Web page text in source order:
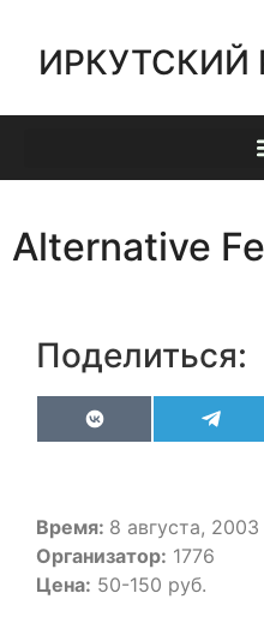
ИРКУТСКИЙ
Alternative
Поделиться:
VK
Время: 8 августа,
Организатор: 1776
Цена: 50-150 руб.